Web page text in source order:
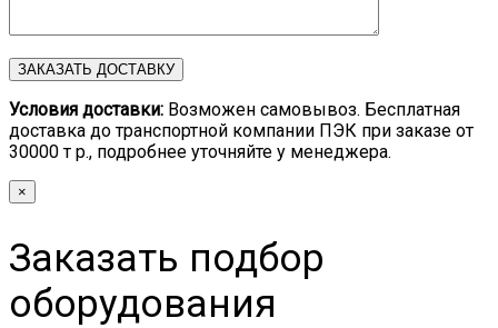
Условия доставки: Возможен самовывоз. Бесплатная
доставка до транспортной компании ПЭК при заказе от
30000 т р., подробнее уточняйте у менеджера.
×
Заказать подбор
оборудования